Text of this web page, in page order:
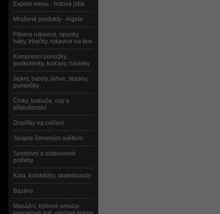
Expres menu - hotová jídla
Mražené produkty - Algida
Fitness rukavice, opasky,
háky, trhačky, rukavice na box
Kompresní ponožky,
podkolenky, kraťasy, návleky
šejkry, barely, lahve, stojany,
pumpičky
Činky, kotouče, osy a
příslušenství
Doplňky na cvičení
Terapie červeným světlem
Sportovní a outdoorové
potřeby
Kola, koloběžky, skateboardy
Bazény
Masážní, bylinné emulze,